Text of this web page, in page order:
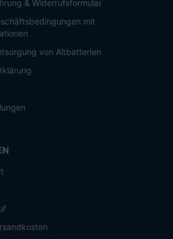
& Widerrufsformular
mit
von Altbatterien